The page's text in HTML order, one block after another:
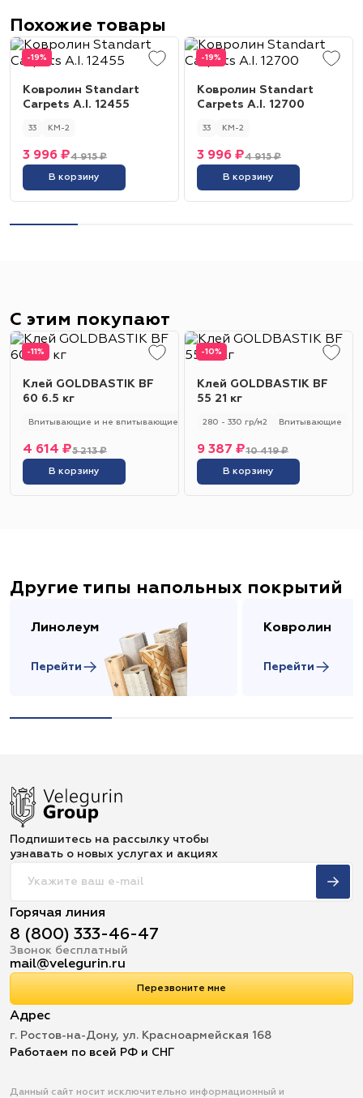
Похожие товары
-19%
Ковролин Standart
Carpets A.I. 12455
33 КМ-2
4 915 ₽
3 996 ₽
В корзину
-19%
Ковролин Standart
Carpets A.I. 12700
33 КМ-2
4 915 ₽
3 996 ₽
В корзину
С этим покупают
-11%
Клей GOLDBASTIK BF
60 6.5 кг
Впитывающие и не впитывающие 250 - 280 гр/м2 Универсальный
5 213 ₽
4 614 ₽
В корзину
-10%
Клей GOLDBASTIK BF
55 21 кг
280 - 330 гр/м2 Впитывающие
10 419 ₽
9 387 ₽
В корзину
Другие типы напольных покрытий
Линолеум
Перейти
Ковролин
Перейти
Подпишитесь на рассылку чтобы
узнавать о новых услугах и акциях
Горячая линия
8 (800) 333-46-47
Звонок бесплатный
mail@velegurin.ru
Перезвоните мне
Адрес
г. Ростов-на-Дону, ул. Красноармейская 168
Работаем по всей РФ и СНГ
Данный сайт носит исключительно информационный и